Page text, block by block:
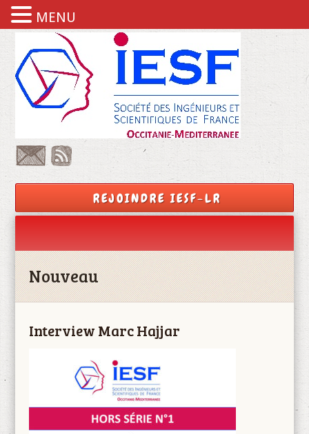
REJOINDRE IESF-LR
Nouveau
Interview Marc Hajjar
MENU